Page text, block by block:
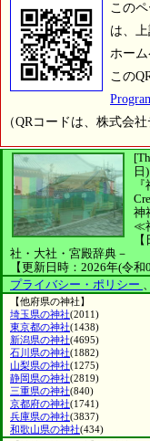
この
は、
ホーム
この
（QRコードは、株式会
日
神
≪
社・大社・宮殿辞典－
【更新日時：2026年(令
プライバシー・ポリシー 、
【他府県の神社】
埼玉県の神社(2011)
東京都の神社(1438)
新潟県の神社(4695)
石川県の神社(1882)
山梨県の神社(1275)
静岡県の神社(2819)
三重県の神社(840)
京都府の神社(1741)
兵庫県の神社(3837)
和歌山県の神社(434)